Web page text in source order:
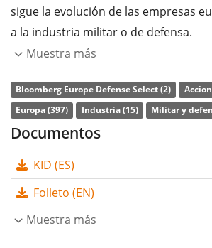
sigue la evolución de las empresas
a la industria militar o de defensa.
p.a.. El BNP Paribas Easy Bloomberg
UCITS ETF Dist es el ETF más barato
Bloomberg Europe Defense Select. El
los componentes del índice (réplica
dividendos del ETF se
Muestra más
Bloomberg Europe Defense Select (2)
Europa (397)
Industria (15) Militar y
Documentos
KID (ES)
Folleto (EN)
Muestra más